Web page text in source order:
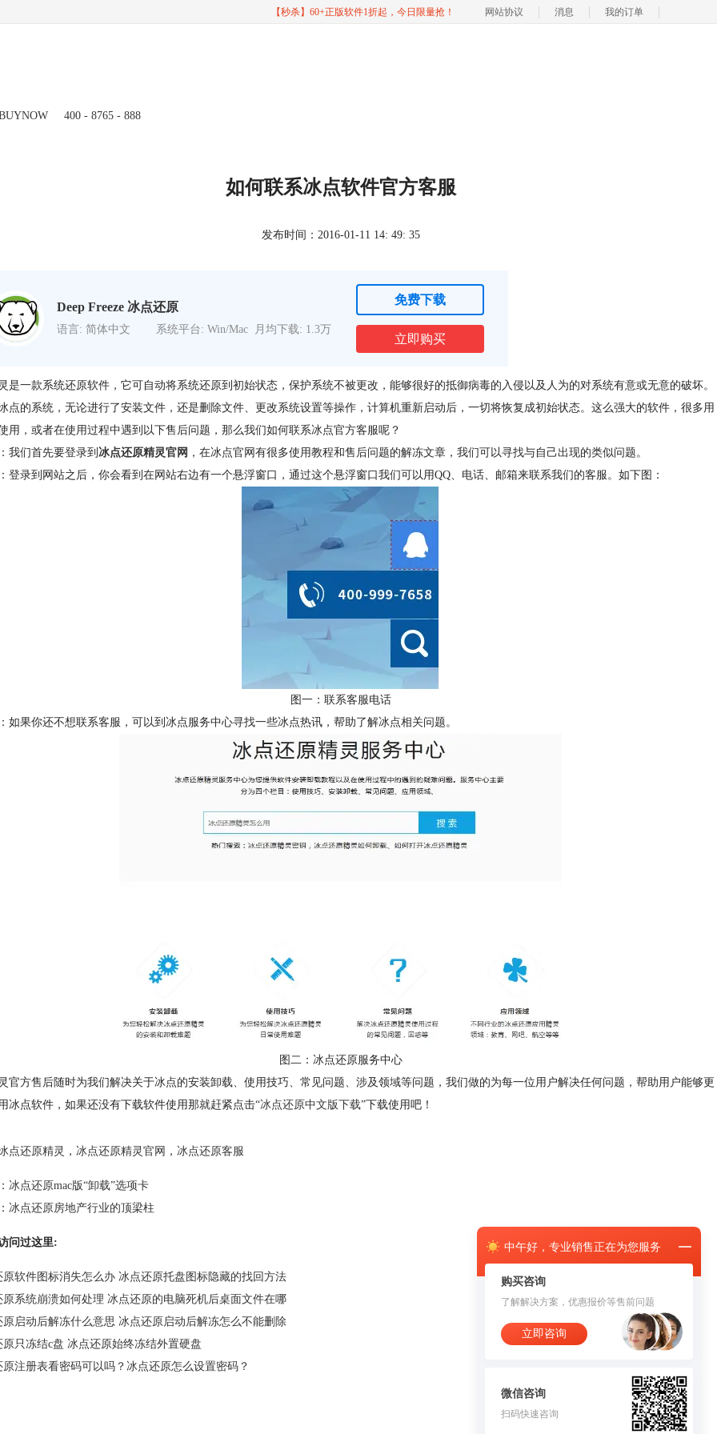
中午好， 专业销售正在为您服务
购买咨询
了解解决方案，优惠报价等售前问题
立即咨询
微信咨询
扫码快速咨询
【秒杀】60+正版软件1折起，今日限量抢！ 网站协议 消息 我的订单
400 - 8765 - 888
如何联系冰点软件官方客服
发布时间：2016-01-11 14: 49: 35
Deep Freeze 冰点还原
语言: 简体中文 系统平台: Win/Mac 月均下载: 1.3万
免费下载
立即购买
是一款系统还原软件，它可自动将系统还原到初始状态，保护系统不被更改，能够很好的抵御病毒的入侵以及人为的对系统有意或无意的破坏。
点的系统，无论进行了安装文件，还是删除文件、更改系统设置等操作，计算机重新启动后，一切将恢复成初始状态。这么强大的软件，很多用
用，或者在使用过程中遇到以下售后问题，那么我们如何联系冰点官方客服呢？
我们首先要登录到冰点还原精灵官网 ，在冰点官网有很多使用教程和售后问题的解冻文章，我们可以寻找与自己出现的类似问题。
登录到网站之后，你会看到在网站右边有一个悬浮窗口，通过这个悬浮窗口我们可以用QQ、电话、邮箱来联系我们的客服。如下图：
图一：联系客服电话
如果你还不想联系客服，可以到冰点服务中心寻找一些冰点热讯，帮助了解冰点相关问题。
图二：冰点还原服务中心
官方售后随时为我们解决关于冰点的安装卸载、使用技巧、常见问题、涉及领域等问题，我们做的为每一位用户解决任何问题，帮助用户能够更
冰点软件，如果还没有下载软件使用那就赶紧点击“冰点还原中文版下载”下载使用吧！
点还原精灵 ，冰点还原精灵官网 ，冰点还原客服
冰点还原mac版“卸载”选项卡
冰点还原房地产行业的顶梁柱
问过这里:
原软件图标消失怎么办 冰点还原托盘图标隐藏的找回方法
原系统崩溃如何处理 冰点还原的电脑死机后桌面文件在哪
原启动后解冻什么意思 冰点还原启动后解冻怎么不能删除
原只冻结c盘 冰点还原始终冻结外置硬盘
原注册表看密码可以吗？冰点还原怎么设置密码？